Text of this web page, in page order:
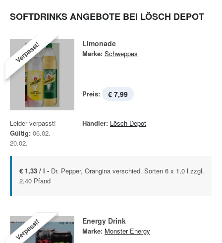
SOFTDRINKS ANGEBOTE BEI LÖSCH DEPOT
Verpasst! Limonade
Marke: Schweppes
Preis: € 7,99
Leider verpasst!
Gültig: 06.02. -
20.02.
Händler: Lösch Depot
€ 1,33 / l - Dr. Pepper, Orangina verschied. Sorten 6 x 1,0 l zzgl.
2,40 Pfand
Verpasst! Energy Drink
Marke: Monster Energy